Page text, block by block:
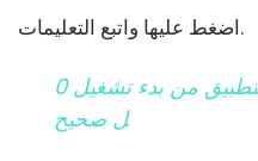
اضغط عليها واتبع التعليمات.
لم يتمكن التطبيق من بدء تشغيل 0x00007b بشك
ل صحيح